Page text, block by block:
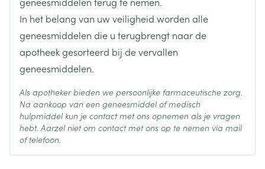
weten als u een van de volgende geneesmiddelen
gebruikt:  bètablokkers (bijv. atenolol of
propranolol, gebruikt ter behandeling van een hoge
bloeddruk), waaronder oogdruppels (bijv. timolol,
gebruikt ter behandeling van groene staar, ofwel
glaucoom);  geneesmiddelen tegen een versnelde
of onregelmatige hartslag (bijv. kinidine); 
geneesmiddelen als digoxine, vaak gebruikt ter
behandeling van hartfalen;  diuretica, ook wel
'plastabletten' genoemd (bijv. furosemide). Deze
In het belang van uw veiligheid worden alle
geneesmiddelen die u terugbrengt naar de
apotheek gesorteerd bij de vervallen
geneesmiddelen.
Als apotheker bieden we persoonlijke farmaceutische zorg.
Na aankoop van een geneesmiddel of medisch
hulpmiddel kun je contact met ons opnemen als je vragen
hebt. Aarzel niet om contact met ons op te nemen via mail
of telefoon.